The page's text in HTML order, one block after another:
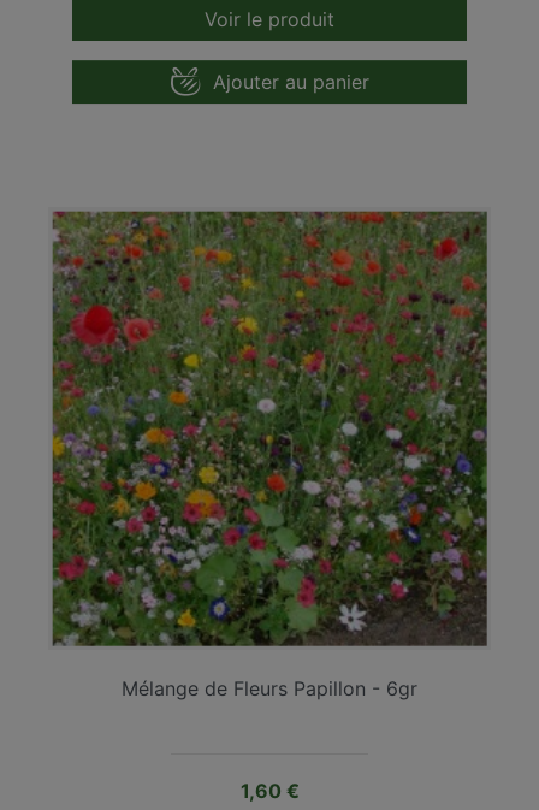
Voir le produit
Ajouter au panier
Mélange de Fleurs Papillon - 6gr
Prix
1,60 €